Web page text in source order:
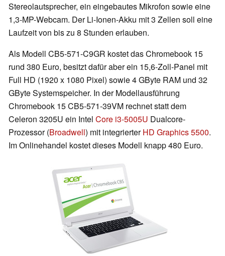
Stereolautsprecher, ein eingebautes Mikrofon sowie eine
1,3-MP-Webcam. Der Li-Ionen-Akku mit 3 Zellen soll eine
Laufzeit von bis zu 8 Stunden erlauben.
Als Modell CB5-571-C9GR kostet das Chromebook 15
rund 380 Euro, besitzt dafür aber ein 15,6-Zoll-Panel mit
Full HD (1920 x 1080 Pixel) sowie 4 GByte RAM und 32
GByte Systemspeicher. In der Modellausführung
Chromebook 15 CB5-571-39VM rechnet statt dem
Celeron 3205U ein Intel Core i3-5005U Dualcore-
Prozessor (Broadwell) mit integrierterHD Graphics 5500.
Im Onlinehandel kostet dieses Modell knapp 480 Euro.